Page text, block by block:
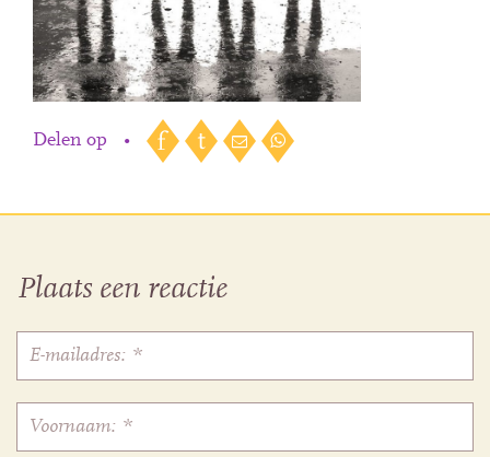
Delen op •
Plaats een reactie